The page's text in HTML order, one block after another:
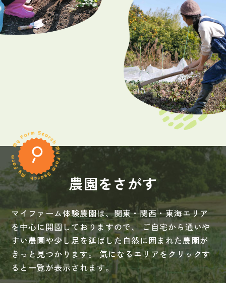
農園をさがす
マイファーム体験農園は、関東・関西・東海エリア
を中心に開園しておりますので、ご自宅から通いや
すい農園や少し足を延ばした自然に囲まれた農園が
きっと見つかります。気になるエリアをクリックす
ると一覧が表示されます。